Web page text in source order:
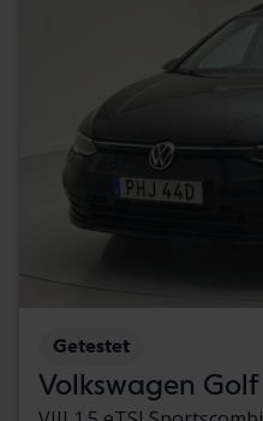
Getestet
Volkswagen Golf